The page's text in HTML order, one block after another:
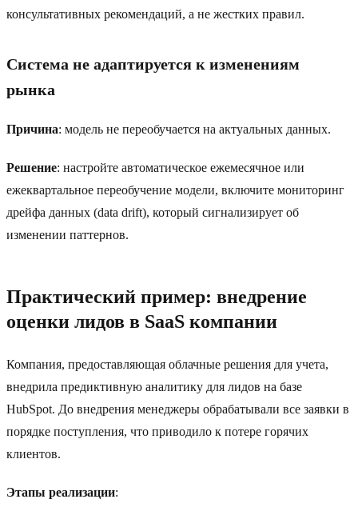
консультативных рекомендаций, а не жестких правил.
Система не адаптируется к изменениям
рынка
Причина: модель не переобучается на актуальных данных.
Решение: настройте автоматическое ежемесячное или
ежеквартальное переобучение модели, включите мониторинг
дрейфа данных (data drift), который сигнализирует об
изменении паттернов.
Практический пример: внедрение
оценки лидов в SaaS компании
Компания, предоставляющая облачные решения для учета,
внедрила предиктивную аналитику для лидов на базе
HubSpot. До внедрения менеджеры обрабатывали все заявки в
порядке поступления, что приводило к потере горячих
клиентов.
Этапы реализации: